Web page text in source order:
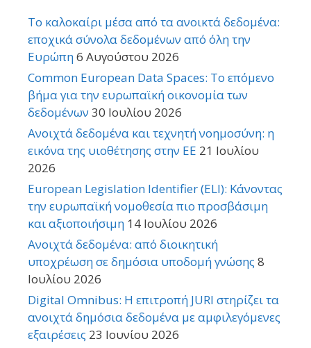
Το καλοκαίρι μέσα από τα ανοικτά δεδομένα:
εποχικά σύνολα δεδομένων από όλη την
Ευρώπη6 Αυγούστου 2026
Common European Data Spaces: Το επόμενο
βήμα για την ευρωπαϊκή οικονομία των
δεδομένων 30 Ιουλίου 2026
Ανοιχτά δεδομένα και τεχνητή νοημοσύνη: η
εικόνα της υιοθέτησης στην ΕΕ 21 Ιουλίου
2026
European Legislation Identifier (ELI): Κάνοντας
την ευρωπαϊκή νομοθεσία πιο προσβάσιμη
και αξιοποιήσιμη 14 Ιουλίου 2026
Ανοιχτά δεδομένα: από διοικητική
υποχρέωση σε δημόσια υποδομή γνώσης 8
Ιουλίου 2026
Digital Omnibus: Η επιτροπή JURI στηρίζει τα
ανοιχτά δημόσια δεδομένα με αμφιλεγόμενες
εξαιρέσεις 23 Ιουνίου 2026